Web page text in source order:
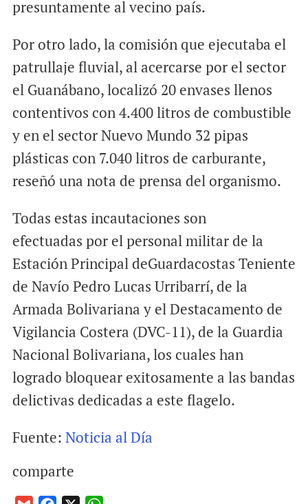
presuntamente al vecino país.
Por otro lado, la comisión que ejecutaba el
patrullaje fluvial, al acercarse por el sector
el Guanábano, localizó 20 envases llenos
contentivos con 4.400 litros de combustible
y en el sector Nuevo Mundo 32 pipas
plásticas con 7.040 litros de carburante,
reseñó una nota de prensa del organismo.
Todas estas incautaciones son
efectuadas por el personal militar de la
Estación Principal deGuardacostas Teniente
de Navío Pedro Lucas Urribarrí, de la
Armada Bolivariana y el Destacamento de
Vigilancia Costera (DVC-11), de la Guardia
Nacional Bolivariana, los cuales han
logrado bloquear exitosamente a las bandas
delictivas dedicadas a este flagelo.
Fuente: Noticia al Día
comparte